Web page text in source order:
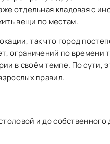
отдельная кладовая с
вещи по местам.
так что город
ограничений по времени
в своём темпе. По сути,
правил.
и до собственного